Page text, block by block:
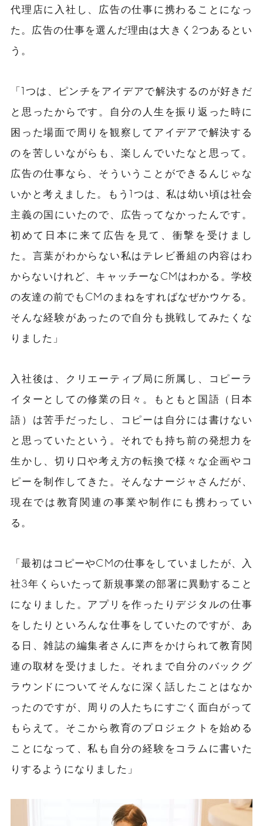
代理店に入社し、広告の仕事に携わることになっ
た。広告の仕事を選んだ理由は大きく2つあるとい
う。
「1つは、ピンチをアイデアで解決するのが好きだ
と思ったからです。自分の人生を振り返った時に
困った場面で周りを観察してアイデアで解決する
のを苦しいながらも、 楽しんでいたなと思って。
広告の仕事なら、そういうことができるんじゃな
いかと考えました。もう1つは、私は幼い頃は社会
主義の国にいたので、広告ってなかったんです。
初めて日本に来て広告を見て、衝撃を受けまし
た。言葉がわからない私はテレビ番組の内容はわ
からないけれど、キャッチーなCMはわかる。学校
の友達の前でもCMのまねをすればなぜかウケる。
そんな経験があったので自分も挑戦してみたくな
りました」
入社後は、クリエーティブ局に所属し、コピーラ
イターとしての修業の日々。もともと国語（日本
語）は苦手だったし、コピー は自分には書けない
と思っていた という。それでも持ち前の発想力を
生かし、切り口や考え方の転換で様々な企画や コ
ピーを制作してきた。そんなナージャさんだが、
現在では教育関連の事業や制作にも携わってい
る。
「最初はコピーやCMの仕事をしていましたが、入
社3年くらいたって新規事業の部署に異動すること
になりました。アプリを作ったり デジタルの仕事
をしたりといろんな仕事をしていたのですが、あ
る日、雑誌の編集者さんに声をかけられて教育関
連の取材を受けました。それまで自分のバックグ
ラウンドについてそんなに深く話したことはなか
ったのですが、周りの人たちにすごく面白がって
もらえて。そこから教育のプロジェクトを始める
ことになって、私も自分の経験をコラムに書いた
りするようになりました」